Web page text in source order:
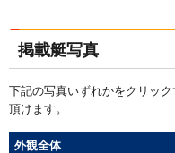
掲載艇写真
下記の写真いずれかをクリッ
頂けます。
外観全体